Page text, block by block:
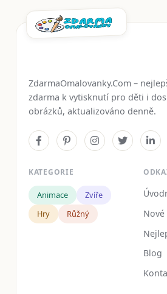
ZdarmaOmalovanky.Com –
zdarma k vytisknutí pro děti i
obrázků, aktualizováno denně.
KATEGORIE
Animace
Zvíře
Hry
Růžný
Nové
Blog